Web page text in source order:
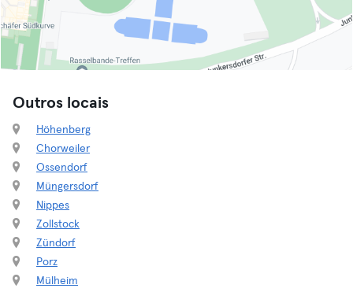
Outros locais
Höhenberg
Chorweiler
Ossendorf
Müngersdorf
Nippes
Zollstock
Zündorf
Porz
Mülheim